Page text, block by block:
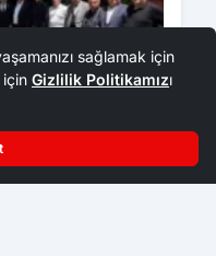
fiyatları çiftçimizi
sağlamak için
için Gizlilik Politikamızı